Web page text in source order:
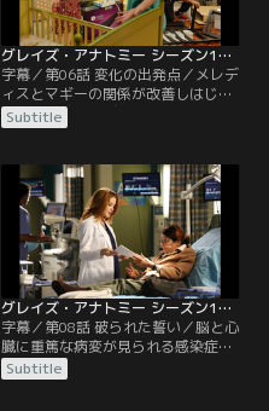
マギーへの説得を頼まれ…。
グレイズ・アナトミー シーズン11 第06話／字幕
字幕／第06話 変化の出発点／メレデ
ィスとマギーの関係が改善しはじめ
ていると感じたデレクは、マギーを
自宅に招いて食事会を開こうと提案
うメレディス。すると、何も知らな
いデレクはマギーと仲たがいしてい
るリチャードにも声を掛けてしま
い…。その頃、カリーと別れること
になったアリゾナは、結婚生活より
仕事を選んだからには…。
Subtitle
グレイズ・アナトミー シーズン11 第08話／字幕
字幕／第08話 破られた誓い／脳と心
臓に重篤な病変が見られる感染症患
者の治療を巡ってデレクとマギーが
対立。意見を求められたメレディス
Subtitle